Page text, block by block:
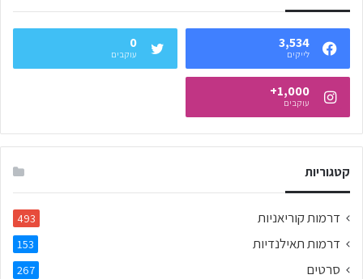
3,534
לייקים
0
עוקבים
1,000+
עוקבים
קטגוריות
דרמות קוריאניות 493
דרמות תאילנדיות 153
סרטים 267